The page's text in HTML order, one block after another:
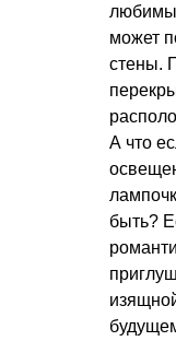
может
стены.
А что
быть?